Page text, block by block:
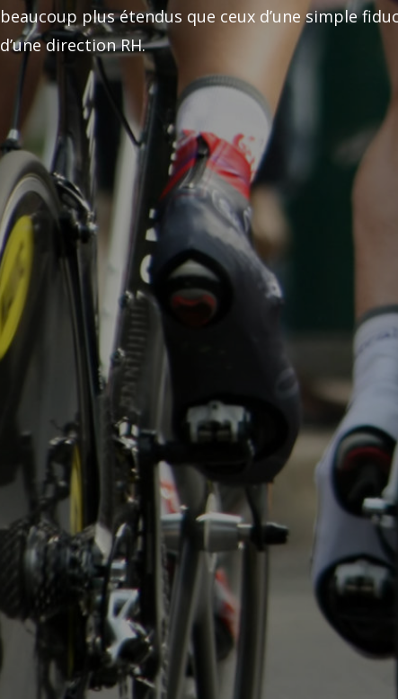
beaucoup plus étendus que ceux d’une simple
d’une direction RH.